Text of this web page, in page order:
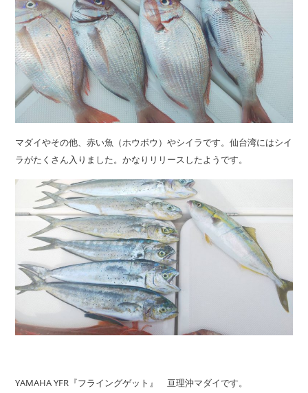
マダイやその他、赤い魚（ホウボウ）やシイラです。仙台湾にはシイ
ラがたくさん入りました。かなりリリースしたようです。
YAMAHA YFR『フライングゲット』 亘理沖マダイです。